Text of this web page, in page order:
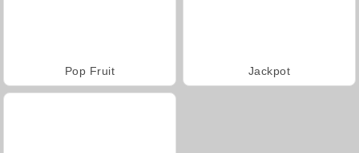
Pop Fruit Jackpot